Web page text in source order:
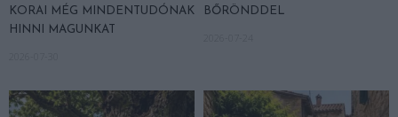
KORAI MÉG MINDENTUDÓNAK
HINNI MAGUNKAT
BŐRÖNDDEL